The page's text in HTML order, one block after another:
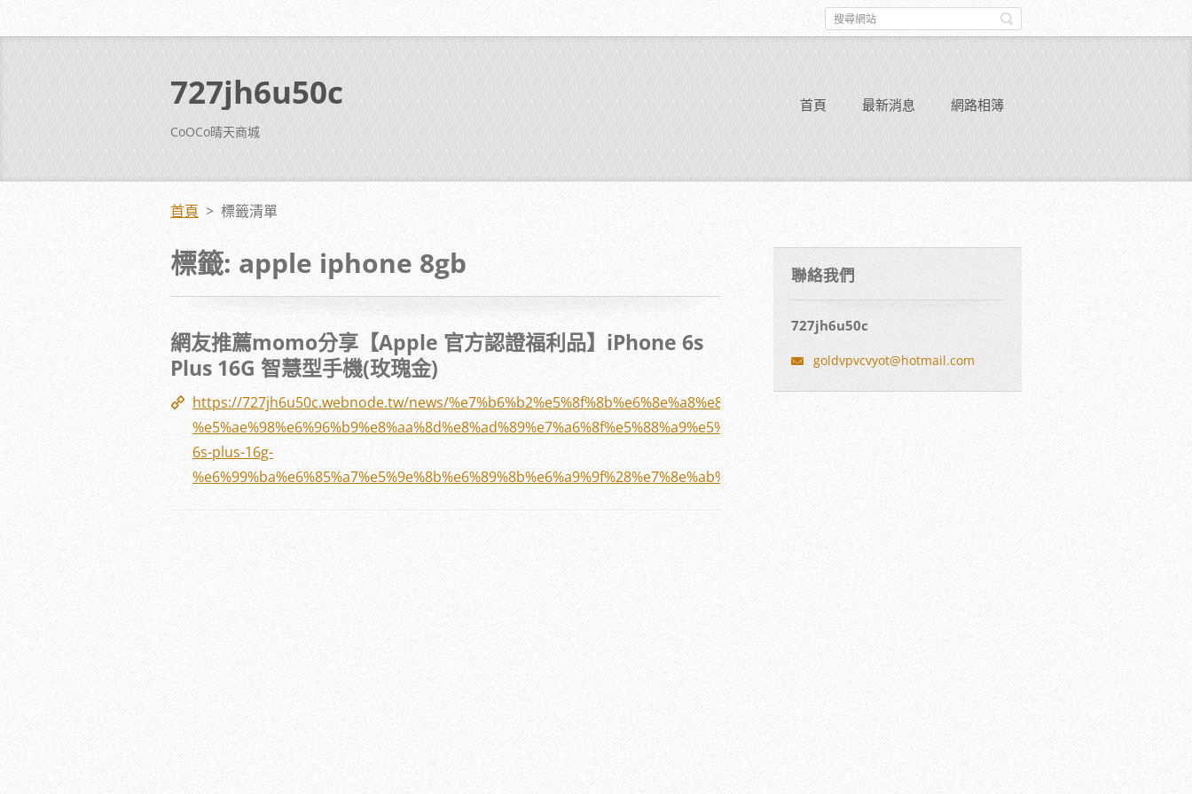
727jh6u50c
CoOCo晴天商城
首頁 最新消息 網路相簿
首頁 > 標籤清單
標籤: apple iphone 8gb
網友推薦momo分享【Apple 官方認證福利品】iPhone 6s
Plus 16G 智慧型手機(玫瑰金)
https://727jh6u50c.webnode.tw/news/%e7%b6%b2%e5%8f%8b%e6%8e%a8%e8%96%a6momo%e5%88%86%e4%ba%ab%e3%80%90apple-
%e5%ae%98%e6%96%b9%e8%aa%8d%e8%ad%89%e7%a6%8f%e5%88%a9%e5%93%81%e3%80%91iphone-
6s-plus-16g-
%e6%99%ba%e6%85%a7%e5%9e%8b%e6%89%8b%e6%a9%9f%28%e7%8e%ab%e7%91%b0%e9%87%91%29/
聯絡我們
727jh6u50c
goldvpvcvyot@hotmail.com